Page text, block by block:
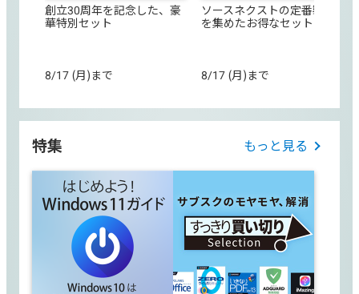
創立30周年を記念した、豪
華特別セット
8/17 (月)まで
ソースネクストの定番製品
を集めたお得なセット
8/17 (月)まで
特集 もっと見る